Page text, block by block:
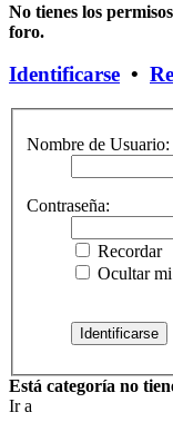
No tienes los
foro.
Identificarse •
Nombre de Usuario:
Contraseña:
Recordar
Ocultar mi
Está categoría no
Ir a